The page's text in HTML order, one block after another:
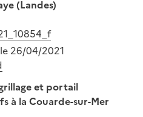
(Landes)
26/04/2021
et portail
à la Couarde-sur-Mer